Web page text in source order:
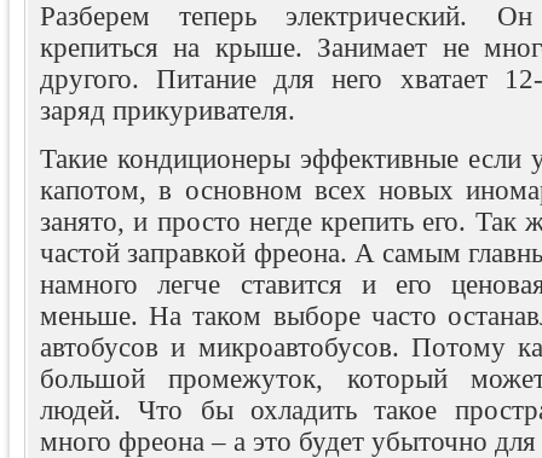
Разберем теперь электрический.
крепиться на крыше. Занимает не
другого. Питание для него хватает
заряд прикуривателя.
Такие кондиционеры эффективные если
капотом, в основном всех новых
занято, и просто негде крепить его. Так
частой заправкой фреона. А самым
намного легче ставится и его
меньше. На таком выборе часто
автобусов и микроавтобусов. Потому
большой промежуток, который
людей. Что бы охладить такое
много фреона – а это будет убыточно для